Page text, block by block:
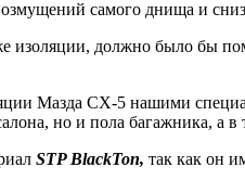
самого днища и
изоляции, должно было бы
Мазда CX-5 нашими
но и пола багажника, а
STP BlackTon, так как он